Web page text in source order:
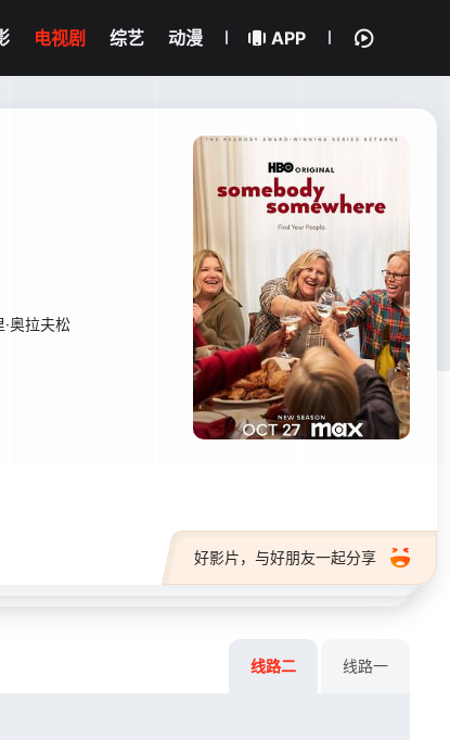
电视剧 综艺 动漫 APP
·奥拉夫松
好影片，与好朋友一起分享
线路二 线路一